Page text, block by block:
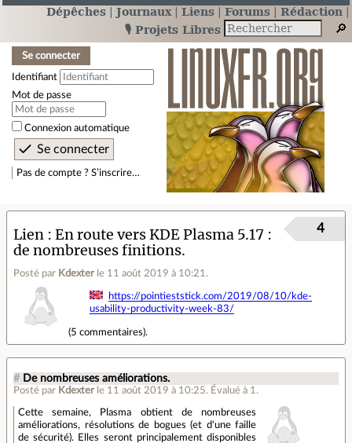
Dépêches Journaux Liens Forums
Rédaction
🎙️ Projets Libres
Se connecter
Identifiant
Mot de passe
Connexion automatique
Pas de compte ? S’inscrire…
Lien
En route vers KDE Plasma 5.17 :
de nombreuses finitions.
Posté par Kdexter le 11 août 2019 à 10:21 .
4
https://pointieststick.com/2019/08/10/kde-
usability-productivity-week-83/
(5 commentaires).
# De nombreuses améliorations.
Posté par Kdexter le 11 août 2019 à 10:25. Évalué à 1 .
Cette semaine, Plasma obtient de nombreuses
améliorations, résolutions de bogues (et d'une faille
de sécurité). Elles seront principalement disponibles